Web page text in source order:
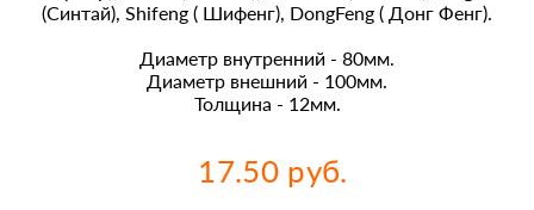
(Синтай), Shifeng ( Шифенг), DongFeng ( Донг Фенг).
Диаметр внутренний - 80мм.
Диаметр внешний - 100мм.
Толщина - 12мм.
17.50 руб.